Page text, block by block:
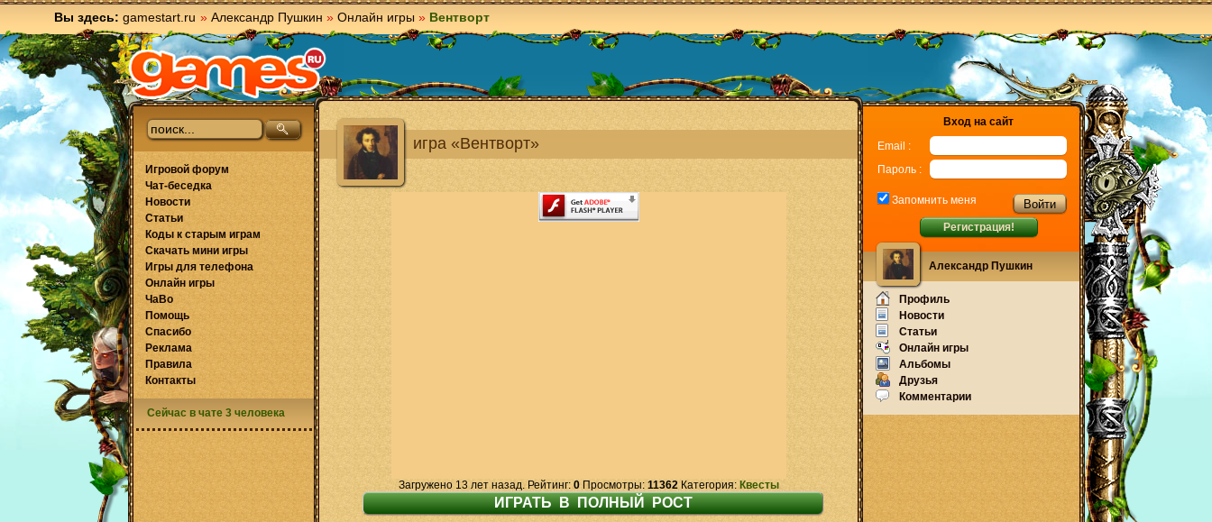
Вы здесь: gamestart.ru » Александр Пушкин » Онлайн игры » Вентворт
игра «Вентворт»
Загружено 13 лет назад. Рейтинг: 0Просмотры: 11362Категория: Квесты
Игровой форум
Чат-беседка
Новости
Статьи
Коды к старым играм
Скачать мини игры
Игры для телефона
Онлайн игры
ЧаВо
Помощь
Спасибо
Реклама
Правила
Контакты
Сейчас в чате 3 человека
Вход на сайт
Email :
Пароль :
Запомнить меня
Регистрация!
Александр Пушкин
Профиль
Новости
Статьи
Онлайн игры
Альбомы
Друзья
Комментарии